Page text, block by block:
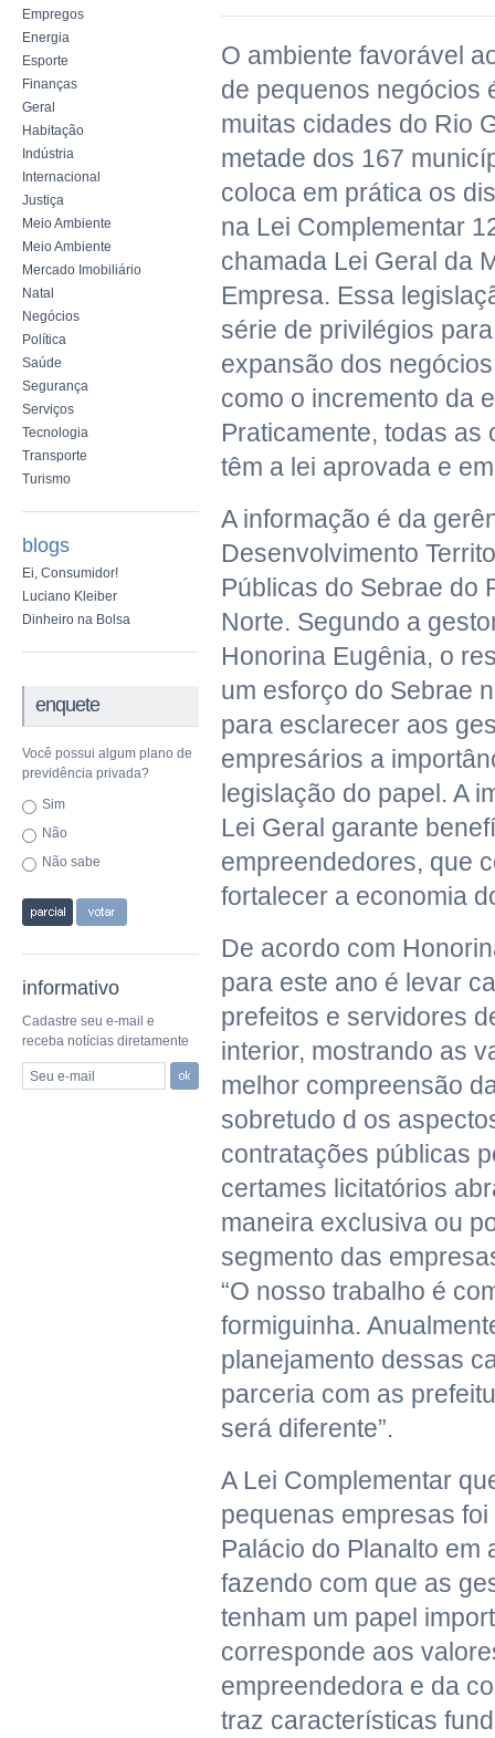
Empregos
Energia
Esporte
Finanças
Geral
Habitação
Indústria
Internacional
Justiça
Meio Ambiente
Meio Ambiente
Mercado Imobiliário
Natal
Negócios
Política
Saúde
Segurança
Serviços
Tecnologia
Transporte
Turismo
blogs
Ei, Consumidor!
Luciano Kleiber
Dinheiro na Bolsa
enquete
Você possui algum plano de
previdência privada?
Sim
Não
Não sabe
informativo
Cadastre seu e-mail e
receba notícias diretamente
Seu e-mail
O ambiente favorável
de pequenos negócios
muitas cidades do Rio
metade dos 167
coloca em prática os
na Lei Complementar
chamada Lei Geral da
Empresa. Essa
série de privilégios
expansão dos
como o incremento da
Praticamente, todas as
têm a lei aprovada e
A informação é da
Desenvolvimento
Públicas do Sebrae do
Norte. Segundo a
Honorina Eugênia, o
um esforço do Sebrae
para esclarecer aos
empresários a
legislação do papel. A
Lei Geral garante
empreendedores, que
fortalecer a economia
De acordo com
para este ano é levar
prefeitos e servidores
interior, mostrando as
melhor compreensão
sobretudo d os
contratações públicas
certames licitatórios
maneira exclusiva ou
segmento das
“O nosso trabalho é
formiguinha.
planejamento dessas
parceria com as
será diferente”.
A Lei Complementar
pequenas empresas
Palácio do Planalto em
fazendo com que as
tenham um papel
corresponde aos
empreendedora e da
traz características